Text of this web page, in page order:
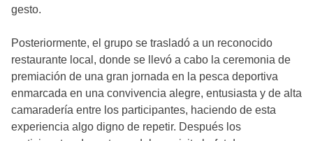
gesto.
Posteriormente, el grupo se trasladó a un reconocido
restaurante local, donde se llevó a cabo la ceremonia de
premiación de una gran jornada en la pesca deportiva
enmarcada en una convivencia alegre, entusiasta y de alta
camaradería entre los participantes, haciendo de esta
experiencia algo digno de repetir. Después los